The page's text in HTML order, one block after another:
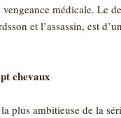
vengeance médicale. Le
et l’assassin, est
chevaux
plus ambitieuse de la